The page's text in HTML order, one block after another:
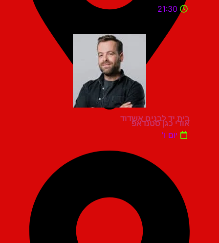
בית יד לבנים אשדוד
21:30
אודי כגן סטנדאפ
יום ו'